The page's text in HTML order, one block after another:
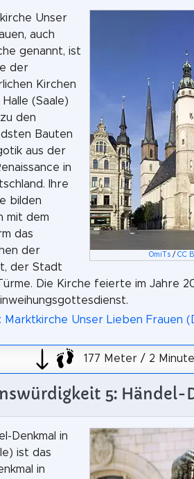
OmiTs/ CC
Unser
auch
genannt, ist
der
Kirchen
(Saale)
den
Bauten
aus der
in
Ihre
bilden
mit dem
das
der
der Stadt
Die Kirche feierte im Jahre
Marktkirche Unser Lieben Frauen
177 Meter / 2
5: Händel-
Denkmal in
ist das
in